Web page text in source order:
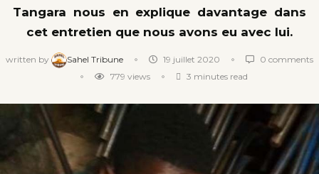
Tangara nous en explique davantage dans
cet entretien que nous avons eu avec lui.
written by Sahel Tribune 19 juillet 2020
0 comments
779 views 3 minutes read